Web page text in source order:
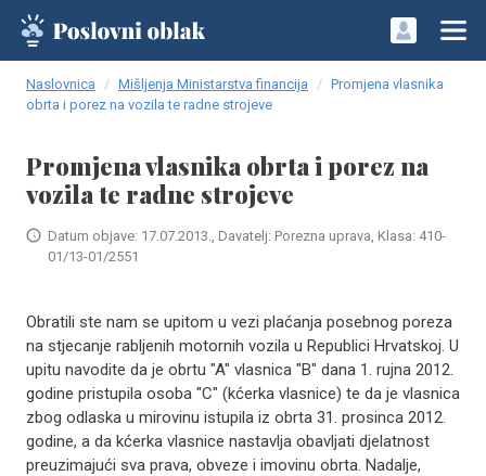
Naslovnica Mišljenja Ministarstva financija
Promjena vlasnika
obrta i porez na vozila te radne strojeve
Promjena vlasnika obrta i porez na
vozila te radne strojeve
Datum objave: 17.07.2013., Davatelj: Porezna uprava, Klasa: 410-
01/13-01/2551
​Obratili ste nam se upitom u vezi plaćanja posebnog poreza
na stjecanje rabljenih motornih vozila u Republici Hrvatskoj. U
upitu navodite da je obrtu "A" vlasnica "B" dana 1. rujna 2012.
godine pristupila osoba "C" (kćerka vlasnice) te da je vlasnica
zbog odlaska u mirovinu istupila iz obrta 31. prosinca 2012.
godine, a da kćerka vlasnice nastavlja obavljati djelatnost
preuzimajući sva prava, obveze i imovinu obrta. Nadalje,